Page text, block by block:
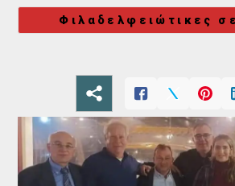
Φιλαδελφειώτικες